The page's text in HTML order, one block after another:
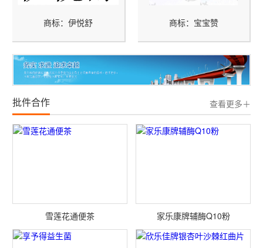
商标：伊悦舒 商标：宝宝赞
批件合作 查看更多＋
雪莲花通便茶 家乐康牌辅酶Q10粉